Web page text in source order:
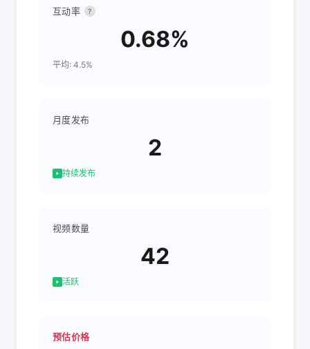
互动率 ?
0.68%
平均: 4.5%
月度发布
2
持续发布
视频数量
42
活跃
预估价格